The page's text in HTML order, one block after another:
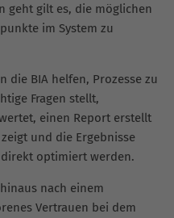
geht gilt es, die möglichen
im System zu
die BIA helfen, Prozesse zu
Fragen stellt,
einen Report erstellt
und die Ergebnisse
optimiert werden.
nach einem
Vertrauen bei dem